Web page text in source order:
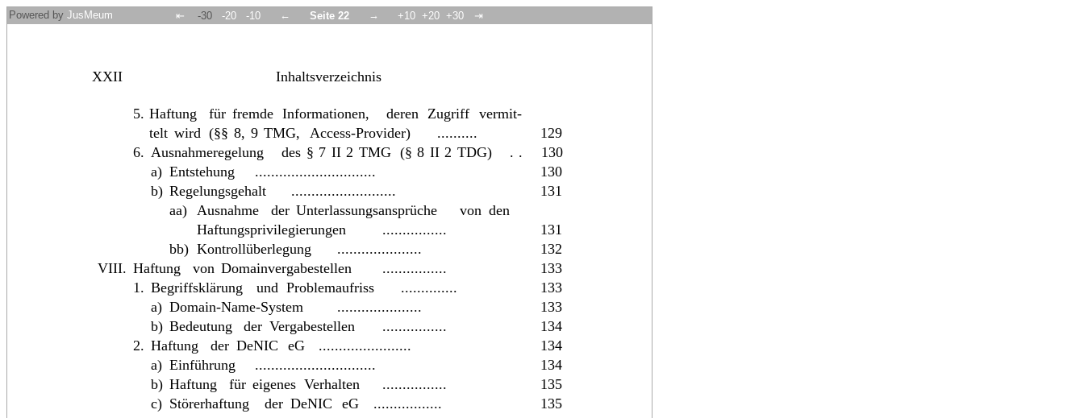
Powered by JusMeum ⇤ -30 -20 -10 ← Seite 22 → +10 +20 +30 ⇥
XXII Inhaltsverzeichnis
5. Haftung für fremde Informationen, deren Zugriff
vermit-
telt wird (§§ 8, 9 TMG, Access-Provider)
..........
6. Ausnahmeregelung des § 7 II 2 TMG (§ 8 II 2 TDG) . .
129
130
a) Entstehung ..............................
130
b) Regelungsgehalt ..........................
131
aa)
Ausnahme der Unterlassungsansprüche von den
Haftungsprivilegierungen
................
131
bb) Kontrollüberlegung .....................
132
VIII. Haftung von Domainvergabestellen ................
133
1. Begriffsklärung und Problemaufriss ..............
133
a) Domain-Name-System .....................
133
b) Bedeutung der Vergabestellen ................
134
2. Haftung der DeNIC eG .......................
134
a) Einführung ..............................
134
b) Haftung für eigenes Verhalten ................
135
c) Störerhaftung der DeNIC eG .................
135